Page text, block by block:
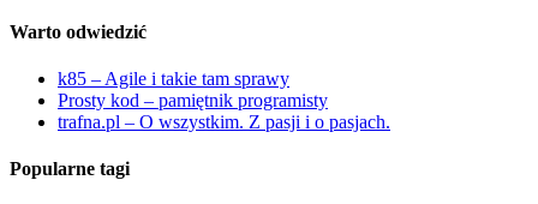
Warto odwiedzić
k85 – Agile i takie tam sprawy
Prosty kod – pamiętnik programisty
trafna.pl – O wszystkim. Z pasji i o pasjach.
Popularne tagi